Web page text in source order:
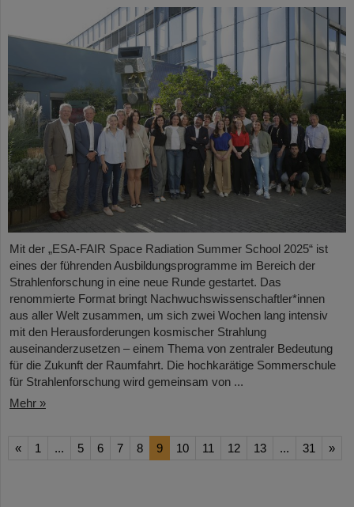
Mit der „ESA-FAIR Space Radiation Summer School 2025“ ist
eines der führenden Ausbildungsprogramme im Bereich der
Strahlenforschung in eine neue Runde gestartet. Das
renommierte Format bringt Nachwuchswissenschaftler*innen
aus aller Welt zusammen, um sich zwei Wochen lang intensiv
mit den Herausforderungen kosmischer Strahlung
auseinanderzusetzen – einem Thema von zentraler Bedeutung
für die Zukunft der Raumfahrt. Die hochkarätige Sommerschule
für Strahlenforschung wird gemeinsam von ...
Mehr »
« 1 ... 5 6 7 8 9 10 11 12 13 ... 31 »